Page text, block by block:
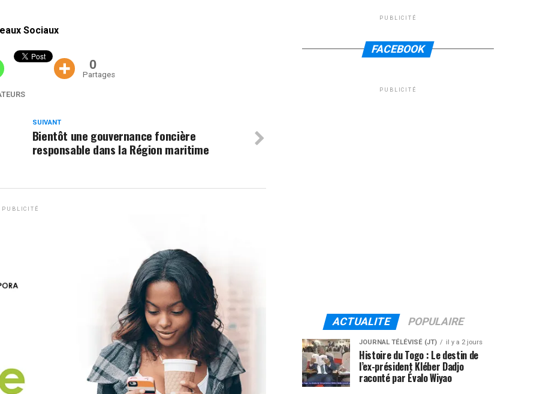
Sociaux
0
Partages
SUIVANT
Bientôt une gouvernance foncière
responsable dans la Région maritime
PUBLICITÉ
PUBLICITÉ
FACEBOOK
PUBLICITÉ
ACTUALITE POPULAIRE
JOURNAL TÉLÉVISÉ (JT) il y a 2 jours
Histoire du Togo : Le destin de
l’ex-président Kléber Dadjo
raconté par Évalo Wiyao